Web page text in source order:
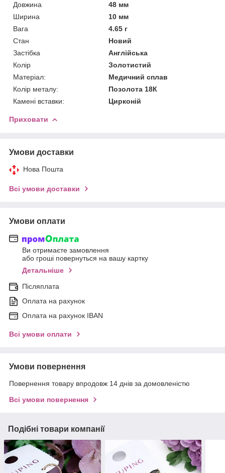
Довжина
48 мм
Ширина
10 мм
Вага
4.65 г
Стан
Новий
Застібка
Англійська
Колір
Золотистий
Матеріал:
Медичний сплав
Колір металу:
Позолота 18К
Камені вставки:
Цирконій
Приховати
Умови доставки
Нова Пошта
Всі умови доставки
Умови оплати
Ви отримаєте замовлення
або гроші повернуться на вашу картку
Детальніше
Післяплата
Оплата на рахунок
Оплата на рахунок IBAN
Всі умови оплати
Умови повернення
Повернення товару впродовж 14 днів за домовленістю
Всі умови повернення
Подібні товари компанії